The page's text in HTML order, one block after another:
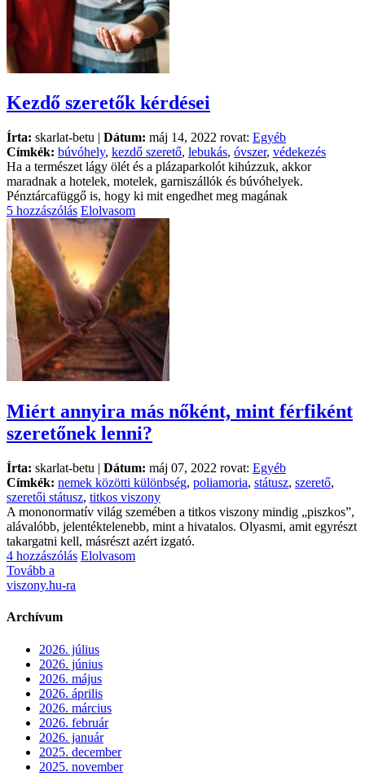
Kezdő szeretők kérdései
Írta: skarlat-betu | Dátum: máj 14, 2022 rovat: Egyéb
Címkék: búvóhely, kezdő szerető, lebukás, óvszer, védekezés
Ha a természet lágy ölét és a plázaparkolót kihúzzuk, akkor
maradnak a hotelek, motelek, garniszállók és búvóhelyek.
Pénztárcafüggő is, hogy ki mit engedhet meg magának
5 hozzászólás Elolvasom
Miért annyira más nőként, mint férfiként
szeretőnek lenni?
Írta: skarlat-betu | Dátum: máj 07, 2022 rovat: Egyéb
Címkék: nemek közötti különbség, poliamoria, státusz, szerető,
szeretői státusz, titkos viszony
A mononormatív világ szemében a titkos viszony mindig „piszkos”,
alávalóbb, jelentéktelenebb, mint a hivatalos. Olyasmi, amit egyrészt
takargatni kell, másrészt azért izgató.
4 hozzászólás Elolvasom
Tovább a
viszony.hu-ra
Archívum
2026. július
2026. június
2026. május
2026. április
2026. március
2026. február
2026. január
2025. december
2025. november